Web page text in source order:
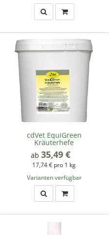
cdVet EquiGreen
Kräuterhefe
ab 35,49 €
17,74 € pro 1 kg
Varianten verfügbar